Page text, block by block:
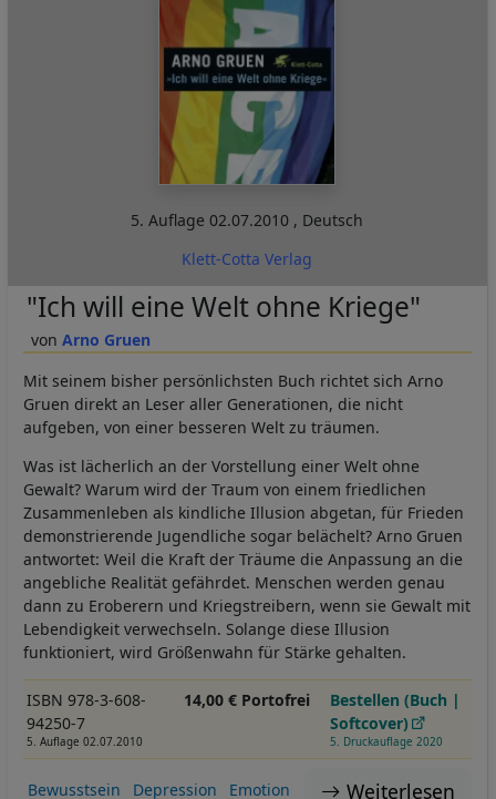
5. Auflage02.07.2010 , Deutsch
Klett-Cotta Verlag
Arno Gruen
"Ich will eine Welt ohne Kriege"
Mit seinem bisher persönlichsten Buch richtet sich Arno
Gruen direkt an Leser aller Generationen, die nicht
aufgeben, von einer besseren Welt zu träumen.
Was ist lächerlich an der Vorstellung einer Welt ohne
Gewalt? Warum wird der Traum von einem friedlichen
Zusammenleben als kindliche Illusion abgetan, für Frieden
demonstrierende Jugendliche sogar belächelt? Arno Gruen
antwortet: Weil die Kraft der Träume die Anpassung an die
angebliche Realität gefährdet. Menschen werden genau
dann zu Eroberern und Kriegstreibern, wenn sie Gewalt mit
Lebendigkeit verwechseln. Solange diese Illusion
funktioniert, wird Größenwahn für Stärke gehalten.
ISBN 978-3-608-
94250-7
5. Auflage 02.07.2010
14,00 € Portofrei
Bestellen (Buch |
Softcover)
5. Druckauflage 2020
Weiterlesen
Bewusstsein Depression Emotion